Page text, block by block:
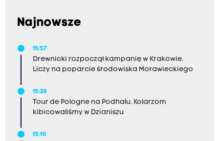
Najnowsze
15:57
Drewnicki rozpoczął kampanię w Krakowie.
Liczy na poparcie środowiska Morawieckiego
15:28
Tour de Pologne na Podhalu. Kolarzom
kibicowaliśmy w Dzianiszu
15:10